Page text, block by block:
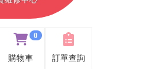
0
購物車 訂單查詢